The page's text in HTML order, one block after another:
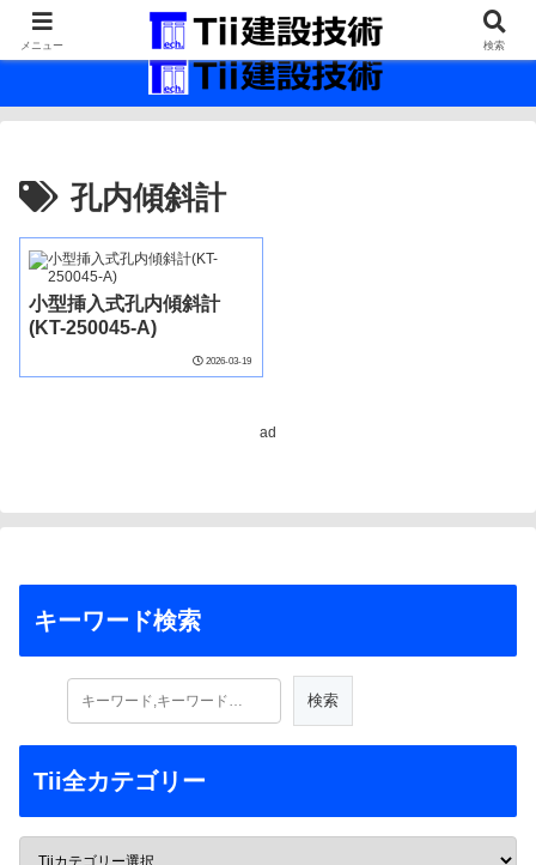
最新の建設技術の情報インフラ。
孔内傾斜計
小型挿入式孔内傾斜計
(KT-250045-A)
2026-03-19
ad
キーワード検索
Tii全カテゴリー
メニュー 検索